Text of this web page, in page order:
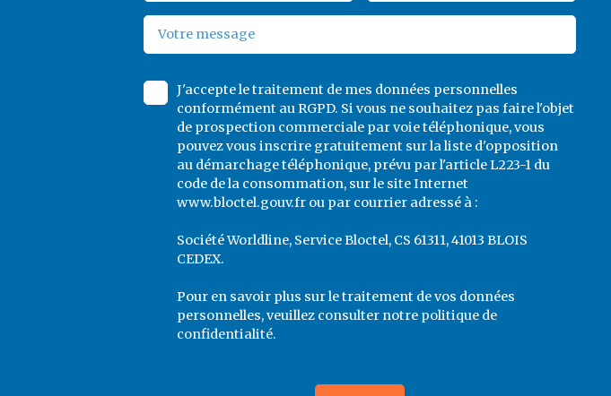
Votre message
J'accepte le traitement de mes données personnelles
conformément au RGPD. Si vous ne souhaitez pas faire l'objet
de prospection commerciale par voie téléphonique, vous
pouvez vous inscrire gratuitement sur la liste d'opposition
au démarchage téléphonique, prévu par l'article L223-1 du
code de la consommation, sur le site Internet
www.bloctel.gouv.fr ou par courrier adressé à :
Société Worldline, Service Bloctel, CS 61311, 41013 BLOIS
CEDEX.
Pour en savoir plus sur le traitement de vos données
personnelles, veuillez consulter notre politique de
confidentialité.